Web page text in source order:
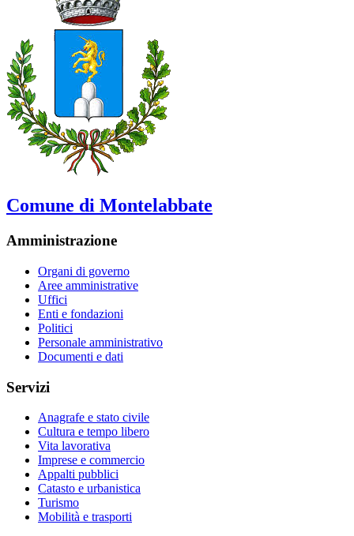
Comune di Montelabbate
Amministrazione
Organi di governo
Aree amministrative
Uffici
Enti e fondazioni
Politici
Personale amministrativo
Documenti e dati
Servizi
Anagrafe e stato civile
Cultura e tempo libero
Vita lavorativa
Imprese e commercio
Appalti pubblici
Catasto e urbanistica
Turismo
Mobilità e trasporti